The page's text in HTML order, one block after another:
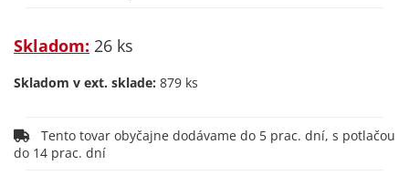
Skladom: 26 ks
Skladom v ext. sklade: 879 ks
do 14 prac. dní